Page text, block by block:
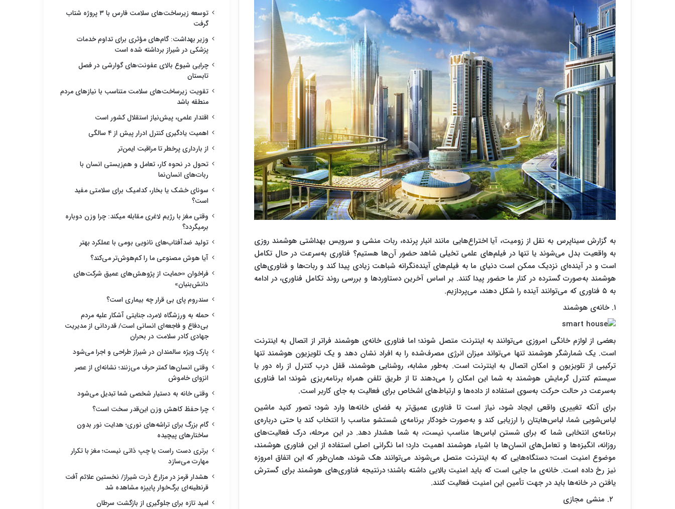
به گزارش سیناپرس به نقل از زومیت، آیا اختراع‌هایی مانند انبار پرنده، ربات منشی و سرویس بهداشتی هوشمند روزی
به واقعیت بدل می‌شوند یا تنها در فیلم‌های علمی تخیلی شاهد حضور آن‌ها هستیم؟ فناوری به‌سرعت در حال تکامل
است و در آینده‌ای نزدیک ممکن است دنیای ما به فیلم‌های آینده‌نگرانه شباهت زیادی پیدا کند و ربات‌ها و فناوری‌های
هوشمند به‌صورت گسترده در کنار ما حضور پیدا کنند. بر اساس آخرین دستاوردها و بررسی روند تکامل فناوری، در ادامه
به ۵ فناوری که می‌توانند آینده را شکل دهند، می‌پردازیم.
۱. خانه‌ی هوشمند
بعضی از لوازم خانگی امروزی می‌توانند به اینترنت متصل شوند؛ اما فناوری خانه‌ی هوشمند فراتر از اتصال به اینترنت
است. یک شمارشگر هوشمند تنها می‌تواند میزان انرژی مصرف‌شده را به افراد نشان دهد و یک تلویزیون هوشمند تنها
ترکیبی از تلویزیون و امکان اتصال به اینترنت است. به‌طور مشابه، روشنایی هوشمند، قفل درب کنترل از راه دور یا
سیستم کنترل گرمایش هوشمند به شما این امکان را می‌دهند تا از طریق تلفن همراه برنامه‌ریزی شوند؛ اما فناوری
به‌سرعت در حالت حرکت به‌سوی استفاده از داده‌ها و ارتباط‌های اشخاص برای فعالیت به‌ جای کاربر است.
برای آنکه تغییری واقعی ایجاد شود، نیاز است تا فناوری عمیق‌تر به فضای خانه‌ها وارد شود؛ تصور کنید ماشین
لباس‌شویی شما، لباس‌هایتان را ارزیابی کند و به‌صورت خودکار برنامه‌ی شستشو مناسب را انتخاب کند یا حتی درباره‌ی
برنامه‌ی انتخابی شما که برای شستن لباس‌ها مناسب نیست، به شما هشدار دهد. در این مرحله، درک فعالیت‌های
روزانه، انگیزه‌ها و تعامل‌های انسان‌ها با اشیاء هوشمند اهمیت دارد؛ اما نگرانی اصلی استفاده از این فناوری هوشمند،
موضوع امنیت است؛ دستگاه‌هایی که به اینترنت متصل می‌شوند می‌توانند هک شوند، همان‌طور که این اتفاق امروزه
نیز رخ داده است. خانه‌ی ما جایی است که باید امنیت بالایی داشته باشند؛ درنتیجه فناوری‌های هوشمند برای گسترش
یافتن در خانه‌ها باید در جهت تأمین این امنیت فعالیت کنند.
توسعه زیرساخت‌های سلامت فارس با ۳ پروژه شتاب
گرفت
وزیر بهداشت: گام‌های مؤثری برای تداوم خدمات
پزشکی در شیراز برداشته شده است
چرایی شیوع بالای عفونت‌های گوارشی در فصل
تابستان
تقویت زیرساخت‌های سلامت متناسب با نیازهای مردم
منطقه باشد
اقتدار علمی، پیش‌نیاز استقلال کشور است
اهمیت یادگیری کنترل ادرار پیش از ۴ سالگی
از بارداری پرخطر تا مراقبت ایمن‌تر
تحول در نحوه کار، تعامل و هم‌زیستی انسان با
ربات‌های انسان‌نما
سونای خشک یا بخار، کدامیک برای سلامتی مفید
است؟
وقتی مغز با رژیم لاغری مقابله میکند: چرا وزن دوباره
برمیگردد؟
تولید ضدآفتاب‌های نانویی بومی با عملکرد بهتر
آیا هوش مصنوعی ما را کم‌هوش‌تر می‌کند؟
فراخوان «حمایت از پژوهش‌های عمیق شرکت‌های
دانش‌بنیان»
سندروم پای بی قرار چه بیماری است؟
حمله به ورزشگاه لامرد، جنایتی آشکار علیه مردم
بی‌دفاع و فاجعه‌ای انسانی است/ قدردانی از مدیریت
جهادی کادر سلامت در بحران
پارک ویژه سالمندان در شیراز طراحی و اجرا می‌شود
وقتی انسان‌ها کمتر حرف می‌زنند؛ نشانه‌ای از عصر
انزوای خاموش
وقتی خانه به دستیار شخصی شما تبدیل می‌شود
چرا حفظ کاهش وزن این‌قدر سخت است؟
گام بزرگ برای تراشه‌های نوری؛ هدایت نور بدون
ساختارهای پیچیده
برتری دست راست یا چپ ذاتی نیست؛ مغز با تکرار
مهارت می‌سازد
هشدار قرمز در مزارع ذرت شیراز/ نخستین علائم آفت
قرنطینه‌ای برگ‌خوار پاییزه مشاهده شد
امید تازه برای جلوگیری از بازگشت سرطان